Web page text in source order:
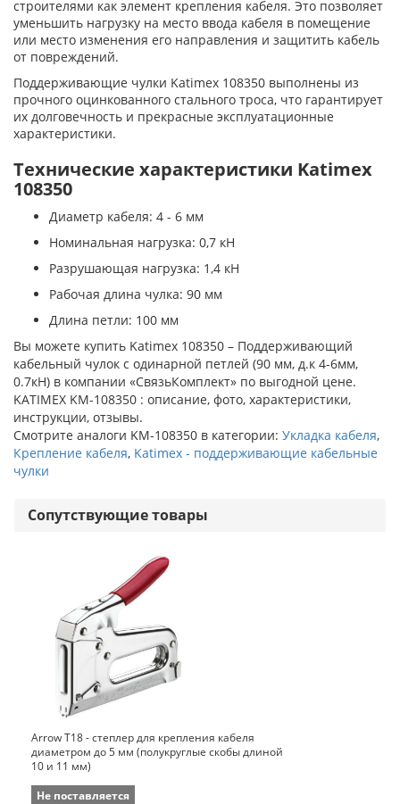
строителями как элемент крепления кабеля. Это позволяет
уменьшить нагрузку на место ввода кабеля в помещение
или место изменения его направления и защитить кабель
от повреждений.
Поддерживающие чулки Katimex 108350 выполнены из
прочного оцинкованного стального троса, что гарантирует
их долговечность и прекрасные эксплуатационные
характеристики.
Технические характеристики Katimex
108350
Диаметр кабеля: 4 - 6 мм
Номинальная нагрузка: 0,7 кН
Разрушающая нагрузка: 1,4 кН
Рабочая длина чулка: 90 мм
Длина петли: 100 мм
Вы можете купить Katimex 108350 – Поддерживающий
кабельный чулок с одинарной петлей (90 мм, д.к 4-6мм,
0.7кН) в компании «СвязьКомплект» по выгодной цене.
KATIMEX KM-108350 : описание, фото, характеристики,
инструкции, отзывы.
Смотрите аналоги KM-108350 в категории: Укладка кабеля,
Крепление кабеля, Katimex - поддерживающие кабельные
чулки
Сопутствующие товары
Arrow Т18 - степлер для крепления кабеля
диаметром до 5 мм (полукруглые скобы длиной
10 и 11 мм)
Не поставляется